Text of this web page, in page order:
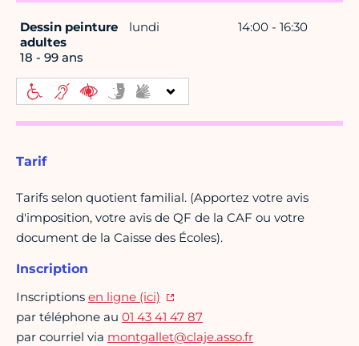
Dessin peinture
adultes
18 - 99 ans
lundi 14:00 - 16:30
Tarif
Tarifs selon quotient familial. (Apportez votre avis
d'imposition, votre avis de QF de la CAF ou votre
document de la Caisse des Écoles).
Inscription
Inscriptions en ligne (ici)
par téléphone au 01 43 41 47 87
par courriel via montgallet@claje.asso.fr